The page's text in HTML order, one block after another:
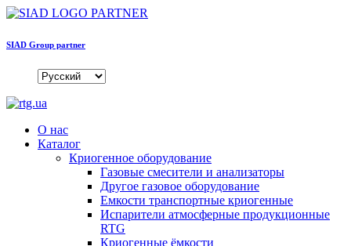
SIAD Group partner
О нас
Каталог
Криогенное оборудование
Газовые смесители и анализаторы
Другое газовое оборудование
Емкости транспортные криогенные
Испарители атмосферные продукционные
RTG
Криогенные ёмкости